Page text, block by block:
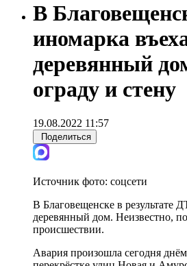
В
иномарка
деревянный
ограду и стену
19.08.2022 11:57
Поделиться
Источник фото: соцсети
В Благовещенске в результате
деревянный дом. Неизвестно,
происшествии.
Авария произошла сегодня